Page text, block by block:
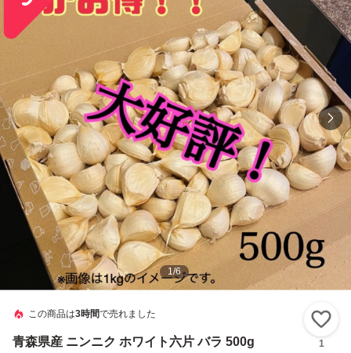
1/6
この商品は3時間で売れました
青森県産 ニンニク ホワイト六片 バラ 500g 1